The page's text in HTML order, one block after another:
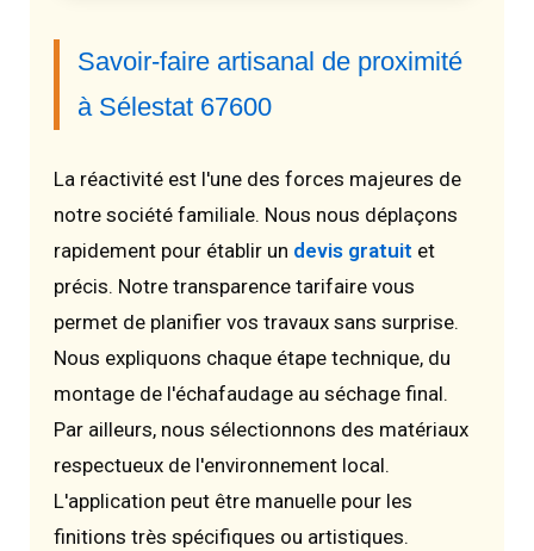
Savoir-faire artisanal de proximité
à Sélestat 67600
La réactivité est l'une des forces majeures de
notre société familiale. Nous nous déplaçons
rapidement pour établir un devis gratuit et
précis. Notre transparence tarifaire vous
permet de planifier vos travaux sans surprise.
Nous expliquons chaque étape technique, du
montage de l'échafaudage au séchage final.
Par ailleurs, nous sélectionnons des matériaux
respectueux de l'environnement local.
L'application peut être manuelle pour les
finitions très spécifiques ou artistiques.